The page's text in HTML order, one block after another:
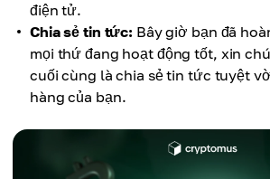
điện tử.
Chia sẻ tin tức: Bây giờ bạn đã
mọi thứ đang hoạt động tốt, xin
cuối cùng là chia sẻ tin tức tuyệt
hàng của bạn.